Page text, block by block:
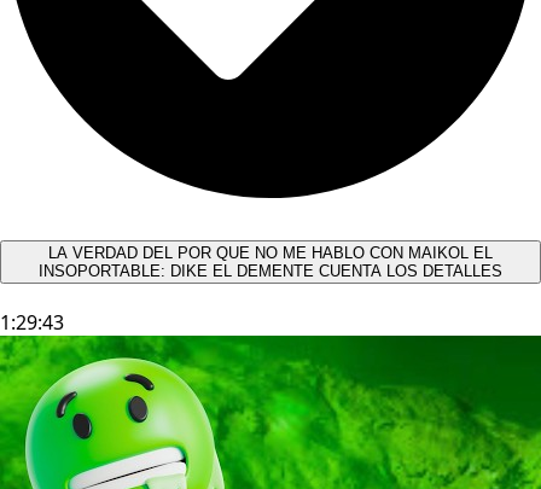
LA VERDAD DEL POR QUE NO ME HABLO CON MAIKOL EL
INSOPORTABLE: DIKE EL DEMENTE CUENTA LOS DETALLES
1:29:43